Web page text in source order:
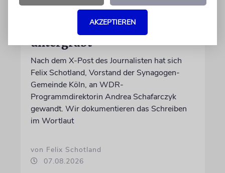
Wie Georg Restle die
Glaubwürdigkeit des ÖRR
untergräbt
Nach dem X-Post des Journalisten hat sich
Felix Schotland, Vorstand der Synagogen-
Gemeinde Köln, an WDR-
Programmdirektorin Andrea Schafarczyk
gewandt. Wir dokumentieren das Schreiben
im Wortlaut
von Felix Schotland
07.08.2026
AKZEPTIEREN